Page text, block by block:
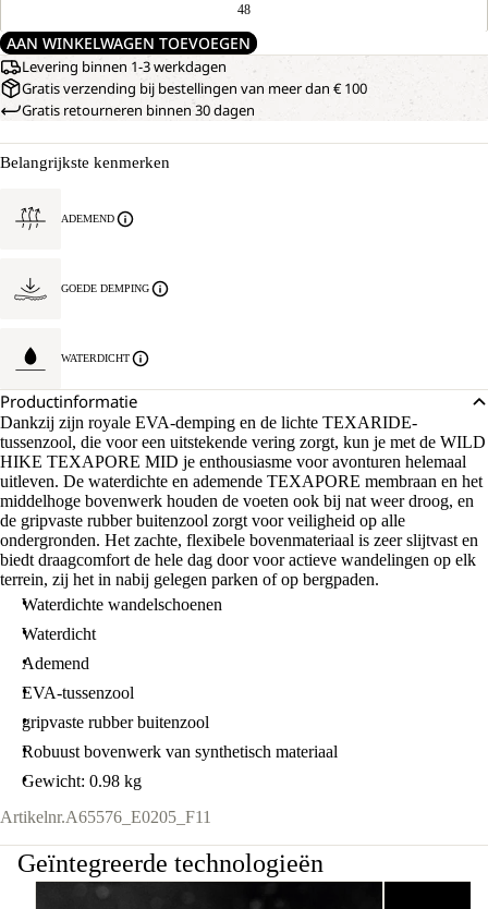
48
AAN WINKELWAGEN TOEVOEGEN
Levering binnen 1-3 werkdagen
Gratis verzending bij bestellingen van meer dan € 100
Gratis retourneren binnen 30 dagen
Belangrijkste kenmerken
ADEMEND
GOEDE DEMPING
WATERDICHT
Productinformatie
Dankzij zijn royale EVA-demping en de lichte TEXARIDE-
tussenzool, die voor een uitstekende vering zorgt, kun je met de WILD
HIKE TEXAPORE MID je enthousiasme voor avonturen helemaal
uitleven. De waterdichte en ademende TEXAPORE membraan en het
middelhoge bovenwerk houden de voeten ook bij nat weer droog, en
de gripvaste rubber buitenzool zorgt voor veiligheid op alle
ondergronden. Het zachte, flexibele bovenmateriaal is zeer slijtvast en
biedt draagcomfort de hele dag door voor actieve wandelingen op elk
terrein, zij het in nabij gelegen parken of op bergpaden.
Waterdichte wandelschoenen
Waterdicht
Ademend
EVA-tussenzool
gripvaste rubber buitenzool
Robuust bovenwerk van synthetisch materiaal
Gewicht: 0.98 kg
Artikelnr.A65576_E0205_F11
Geïntegreerde technologieën